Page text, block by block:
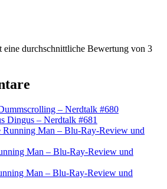
durchschnittliche Bewertung von 3
– Nerdtalk #680
Dingus – Nerdtalk #681
Running Man – Blu-Ray-Review und
Man – Blu-Ray-Review und
Man – Blu-Ray-Review und